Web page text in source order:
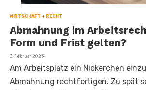
WIRTSCHAFT + RECHT
Abmahnung im
Form und Frist gelten?
Veröffentlicht
3. Februar 2023
Am Arbeitsplatz ein Nickerchen
Abmahnung rechtfertigen. Zu spät